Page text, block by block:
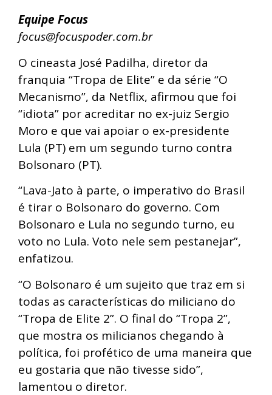
Equipe Focus
focus@focuspoder.com.br
O cineasta José Padilha, diretor da
franquia “Tropa de Elite” e da série “O
Mecanismo”, da Netflix, afirmou que foi
“idiota” por acreditar no ex-juiz Sergio
Moro e que vai apoiar o ex-presidente
Lula (PT) em um segundo turno contra
Bolsonaro (PT).
“Lava-Jato à parte, o imperativo do Brasil
é tirar o Bolsonaro do governo. Com
Bolsonaro e Lula no segundo turno, eu
voto no Lula. Voto nele sem pestanejar”,
enfatizou.
“O Bolsonaro é um sujeito que traz em si
todas as características do miliciano do
“Tropa de Elite 2”. O final do “Tropa 2”,
que mostra os milicianos chegando à
política, foi profético de uma maneira que
eu gostaria que não tivesse sido”,
lamentou o diretor.